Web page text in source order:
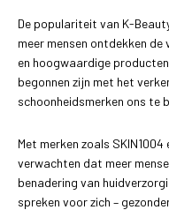
De populariteit van K-
meer mensen ontdekken
en hoogwaardige
begonnen zijn met het
schoonheidsmerken ons te
Met merken zoals
verwachten dat meer
benadering van
spreken voor zich –